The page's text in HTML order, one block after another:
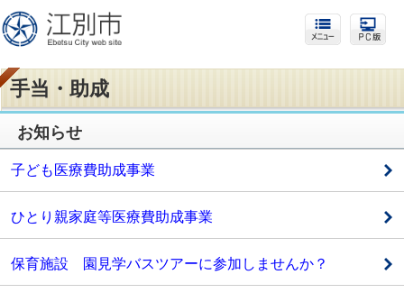
手当・助成
お知らせ
子ども医療費助成事業
ひとり親家庭等医療費助成事業
保育施設 園見学バスツアーに参加しませんか？